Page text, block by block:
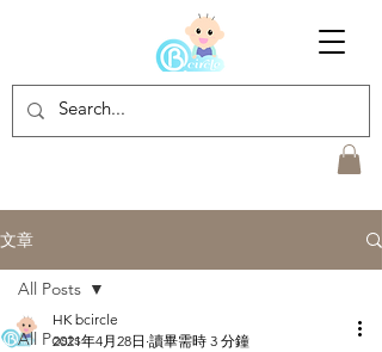
文章
All Posts
All Posts
HK bcircle
2021年4月28日 讀畢需時 3 分鐘